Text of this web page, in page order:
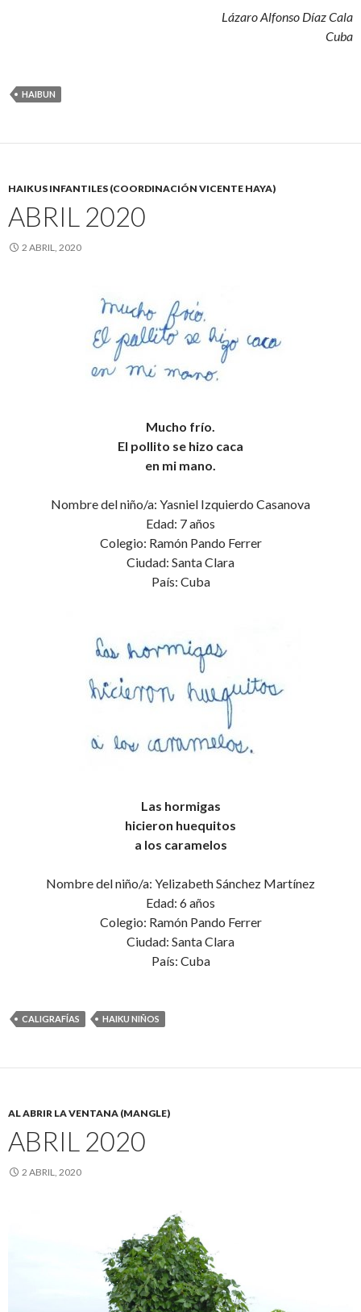
Lázaro Alfonso Díaz Cala
Cuba
HAIBUN
HAIKUS INFANTILES (COORDINACIÓN VICENTE HAYA)
ABRIL 2020
2 ABRIL, 2020
Mucho frío.
El pollito se hizo caca
en mi mano.
Nombre del niño/a: Yasniel Izquierdo Casanova
Edad: 7 años
Colegio: Ramón Pando Ferrer
Ciudad: Santa Clara
País: Cuba
Las hormigas
hicieron huequitos
a los caramelos
Nombre del niño/a: Yelizabeth Sánchez Martínez
Edad: 6 años
Colegio: Ramón Pando Ferrer
Ciudad: Santa Clara
País: Cuba
CALIGRAFÍAS HAIKU NIÑOS
AL ABRIR LA VENTANA (MANGLE)
ABRIL 2020
2 ABRIL, 2020